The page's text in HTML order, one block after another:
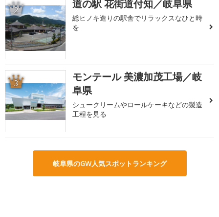
2 道の駅 花街道付知／岐阜県
総ヒノキ造りの駅舎でリラックスなひと時
を
3
モンテール 美濃加茂工場／岐
阜県
シュークリームやロールケーキなどの製造
工程を見る
岐阜県のGW人気スポットランキング